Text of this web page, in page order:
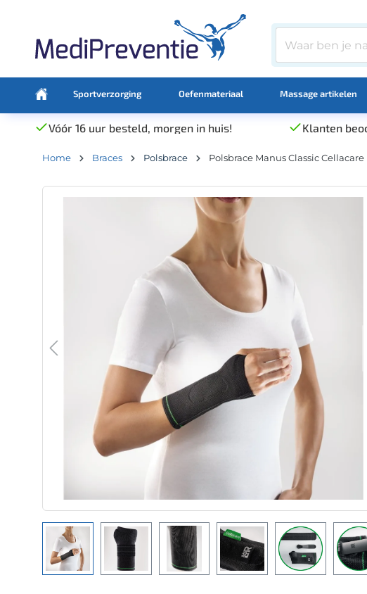
Sportverzorging Oefenmateriaal Massage artikelen
Vóór 16 uur besteld, morgen in huis! Klanten
Home Braces Polsbrace Polsbrace Manus Classic